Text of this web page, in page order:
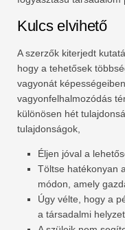
Kulcs elvihető
A szerzők kiterjedt
hogy a tehetősek
vagyonát
vagyonfelhalmozódás
különösen hét
tulajdonságok,
Éljen jóval a
Töltse hatékonyan
módon, amely
Úgy vélte, hogy a
a társadalmi helyzet